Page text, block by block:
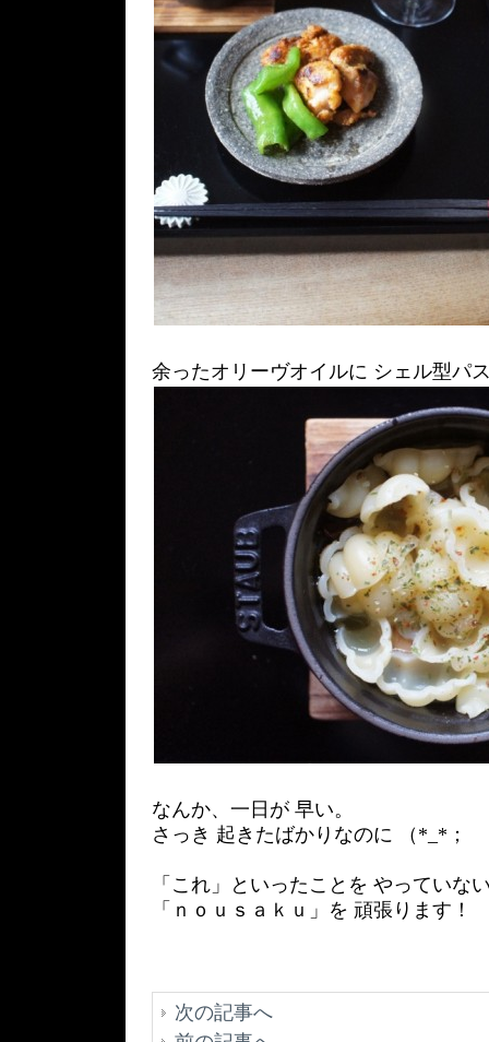
余ったオリーヴオイルに シェル型パ
なんか、一日が 早い。
さっき 起きたばかりなのに （*_*；
「これ」といったことを やっていな
「ｎｏｕｓａｋｕ」を 頑張ります！
次の記事へ